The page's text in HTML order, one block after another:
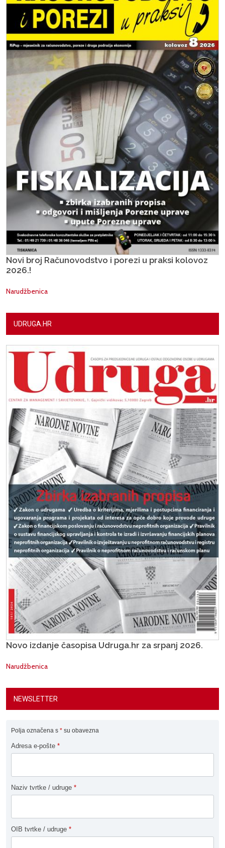
Novi broj Računovodstvo i porezi u praksi kolovoz
2026.!
Narudžbenica
UDRUGA.HR
Novo izdanje časopisa Udruga.hr za srpanj 2026.
Narudžbenica
NEWSLETTER
Polja označena s * su obavezna
Adresa e-pošte *
Naziv tvrtke / udruge *
OIB tvrtke / udruge *